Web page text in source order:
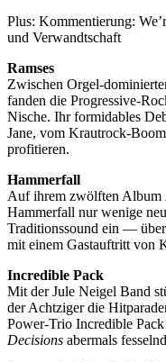
Plus: Kommentierung:
und Verwandtschaft
Ramses
Zwischen Orgel-
fanden die Progressive-
Nische. Ihr formidables
Jane, vom Krautrock-
profitieren.
Hammerfall
Auf ihrem zwölften Album
Hammerfall nur wenige
Traditionssound ein —
mit einem Gastauftritt von
Incredible Pack
Mit der Jule Neigel Band
der Achtziger die
Power-Trio Incredible
Decisions abermals